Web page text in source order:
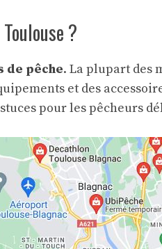
?
de pêche. La plupart des
et des
pour les pêcheurs